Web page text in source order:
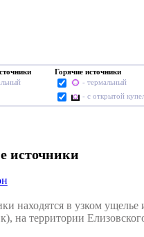
Горячие источники
- термальный
- с открытой
источники
в узком ущелье
на территории